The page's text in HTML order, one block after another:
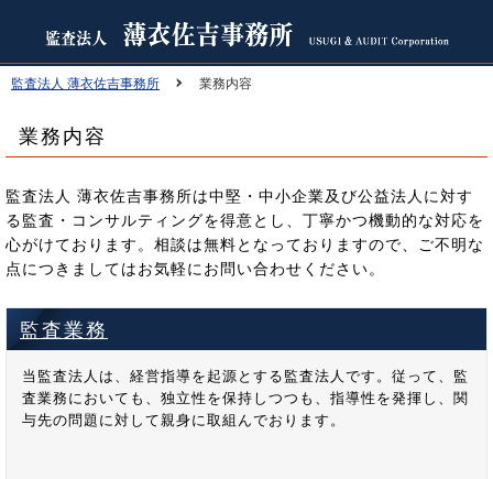
監査法人 薄衣佐吉事務所 業務内容
業務内容
監査法人 薄衣佐吉事務所は中堅・中小企業及び公益法人に対す
る監査・コンサルティングを得意とし、丁寧かつ機動的な対応を
心がけております。相談は無料となっておりますので、ご不明な
点につきましてはお気軽にお問い合わせください。
監査業務
当監査法人は、経営指導を起源とする監査法人です。従って、監
査業務においても、独立性を保持しつつも、指導性を発揮し、関
与先の問題に対して親身に取組んでおります。